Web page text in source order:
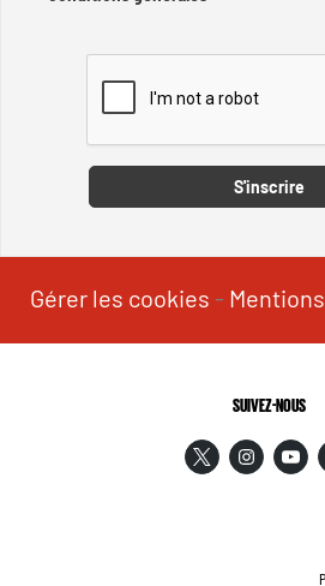
S'inscrire
Gérer les cookies -
SUIVEZ-NOUS